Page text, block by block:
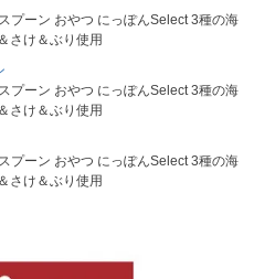
プーン おやつ にっぽんSelect 3種の海
さけ＆ぶり使用
プーン おやつ にっぽんSelect 3種の海
さけ＆ぶり使用
プーン おやつ にっぽんSelect 3種の海
さけ＆ぶり使用